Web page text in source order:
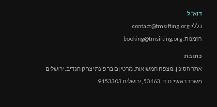
דוא"ל
כללי: contact@tmsifting.org
הזמנות: booking@tmsifting.org
כתובת
אתר הסינון: מצפה המשואות, מרטין בובר פינת יצחק הנדיב, ירושלים
משרד ראשי: ת.ד. 53463, ירושלים 9153303